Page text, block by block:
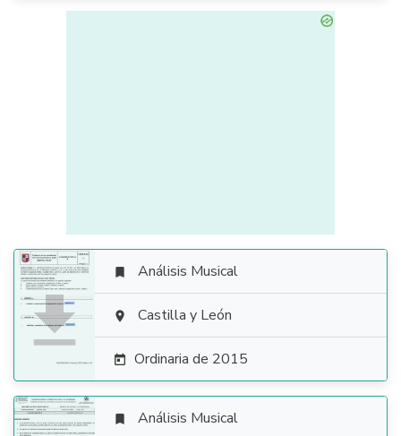

 Análisis Musical
 Castilla y León
 Ordinaria de 2015
 Análisis Musical